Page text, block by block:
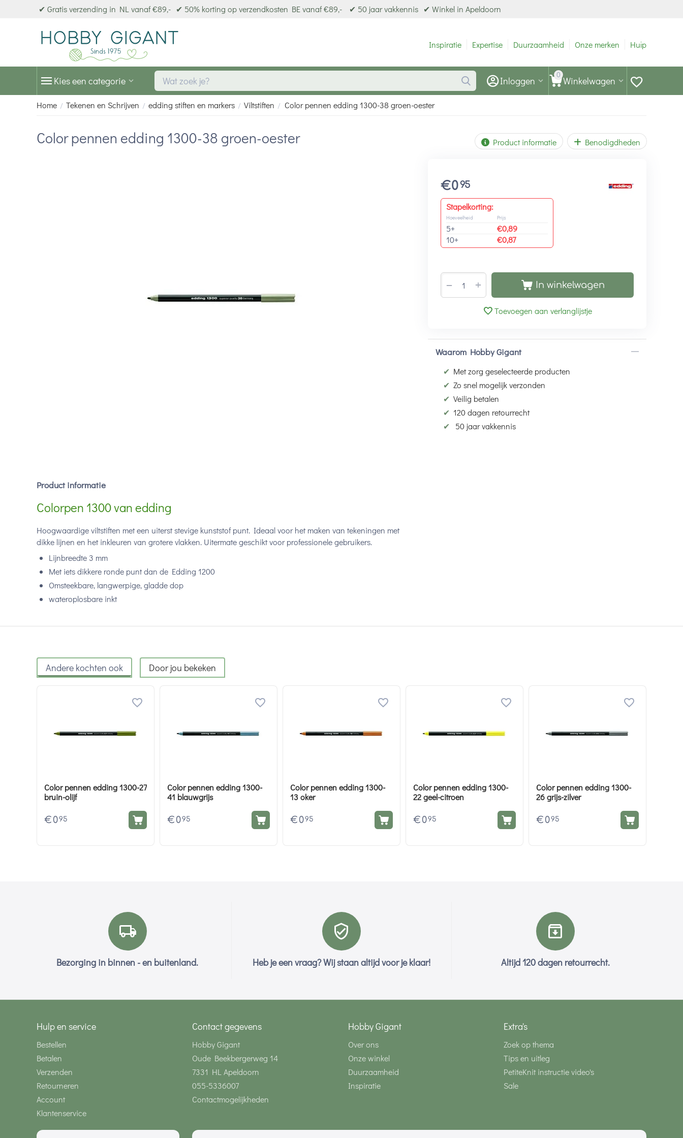
✔ Gratis verzending in NL vanaf €89,- ✔ 50% korting op verzendkosten BE vanaf €89,- ✔ 50 jaar vakkennis ✔ Winkel in Apeldoorn
Inspiratie Expertise Duurzaamheid Onze merken Hulp
Kies een categorie 0 Winkelwagen
Inloggen
Home / Tekenen en Schrijven / edding stiften en markers / Viltstiften / Color pennen edding 1300-38 groen-oester
Color pennen edding 1300-38 groen-oester Product informatie Benodigdheden
€095
Stapelkorting:
Hoeveelheid
5+
10+
Prijs
€0,89
€0,87
+
− In winkelwagen
Toevoegen aan verlanglijstje
Waarom Hobby Gigant
✔ Met zorg geselecteerde producten
✔ Zo snel mogelijk verzonden
✔ Veilig betalen
✔ 120 dagen retourrecht
✔
50 jaar vakkennis
Product informatie
Colorpen 1300 van edding
Hoogwaardige viltstiften met een uiterst stevige kunststof punt. Ideaal voor het maken van tekeningen met
dikke lijnen en het inkleuren van grotere vlakken. Uitermate geschikt voor professionele gebruikers.
Lijnbreedte 3 mm
Met iets dikkere ronde punt dan de Edding 1200
Omsteekbare, langwerpige, gladde dop
wateroplosbare inkt
Andere kochten ook Door jou bekeken
Color pennen edding 1300-27
bruin-olijf
€ 0 95
Color pennen edding 1300-
41 blauwgrijs
€ 0 95
Color pennen edding 1300-
13 oker
€ 0 95
Color pennen edding 1300-
22 geel-citroen
€ 0 95
Color pennen edding 1300-
26 grijs-zilver
€ 0 95
Bezorging in binnen - en buitenland. Heb je een vraag? Wij staan altijd voor je klaar! Altijd 120 dagen retourrecht.
Hulp en service
Bestellen
Betalen
Verzenden
Retourneren
Account
Klantenservice
Contact gegevens
Hobby Gigant
Oude Beekbergerweg 14
7331 HL Apeldoorn
055-5336007
Contactmogelijkheden
Hobby Gigant
Over ons
Onze winkel
Duurzaamheid
Inspiratie
Extra's
Zoek op thema
Tips en uitleg
PetiteKnit instructie video's
Sale